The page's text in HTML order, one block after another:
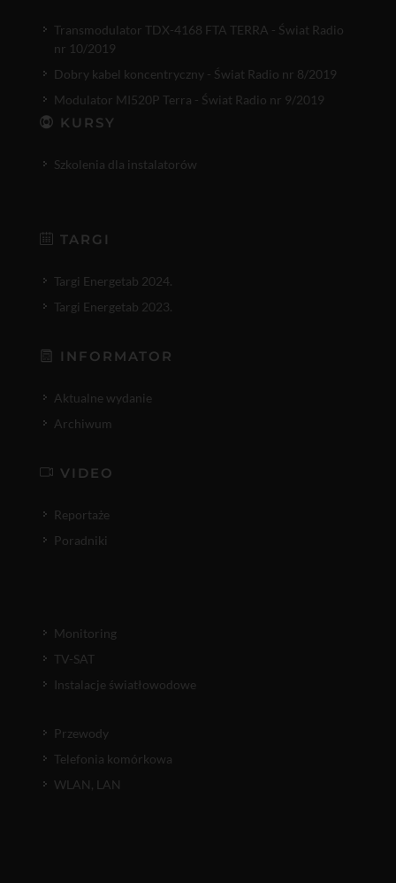
Transmodulator TDX-4168 FTA TERRA - Świat Radio
nr 10/2019
Dobry kabel koncentryczny - Świat Radio nr 8/2019
Modulator MI520P Terra - Świat Radio nr 9/2019
KURSY
Szkolenia dla instalatorów
TARGI
Targi Energetab 2024.
Targi Energetab 2023.
INFORMATOR
Aktualne wydanie
Archiwum
VIDEO
Reportaże
Poradniki
Monitoring
TV-SAT
Instalacje światłowodowe
Przewody
Telefonia komórkowa
WLAN, LAN